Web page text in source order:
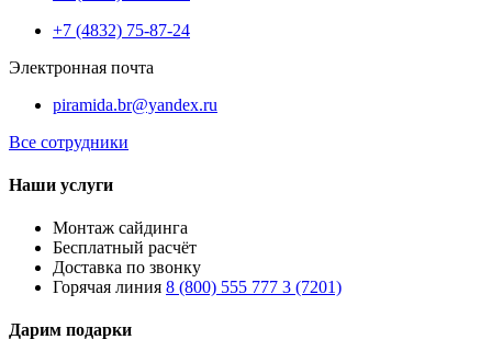
+7 (4832) 75-87-24
Электронная почта
piramida.br@yandex.ru
Все сотрудники
Наши услуги
Монтаж сайдинга
Бесплатный расчёт
Доставка по звонку
Горячая линия 8 (800) 555 777 3 (7201)
Дарим подарки